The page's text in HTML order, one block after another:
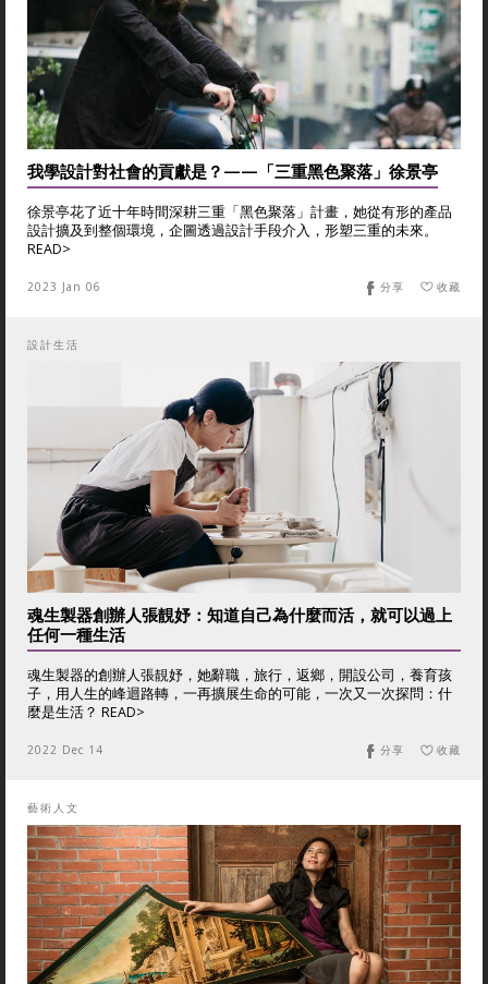
我學設計對社會的貢獻是？——「三重黑色聚落」徐景亭
徐景亭花了近十年時間深耕三重「黑色聚落」計畫，她從有形的產品
設計擴及到整個環境，企圖透過設計手段介入，形塑三重的未來。
READ>
2023 Jan 06 收藏
分享
設計生活
魂生製器創辦人張靚妤：知道自己為什麼而活，就可以過上
任何一種生活
魂生製器的創辦人張靚妤，她辭職，旅行，返鄉，開設公司，養育孩
子，用人生的峰迴路轉，一再擴展生命的可能，一次又一次探問：什
麼是生活？ READ>
2022 Dec 14 收藏
分享
藝術人文